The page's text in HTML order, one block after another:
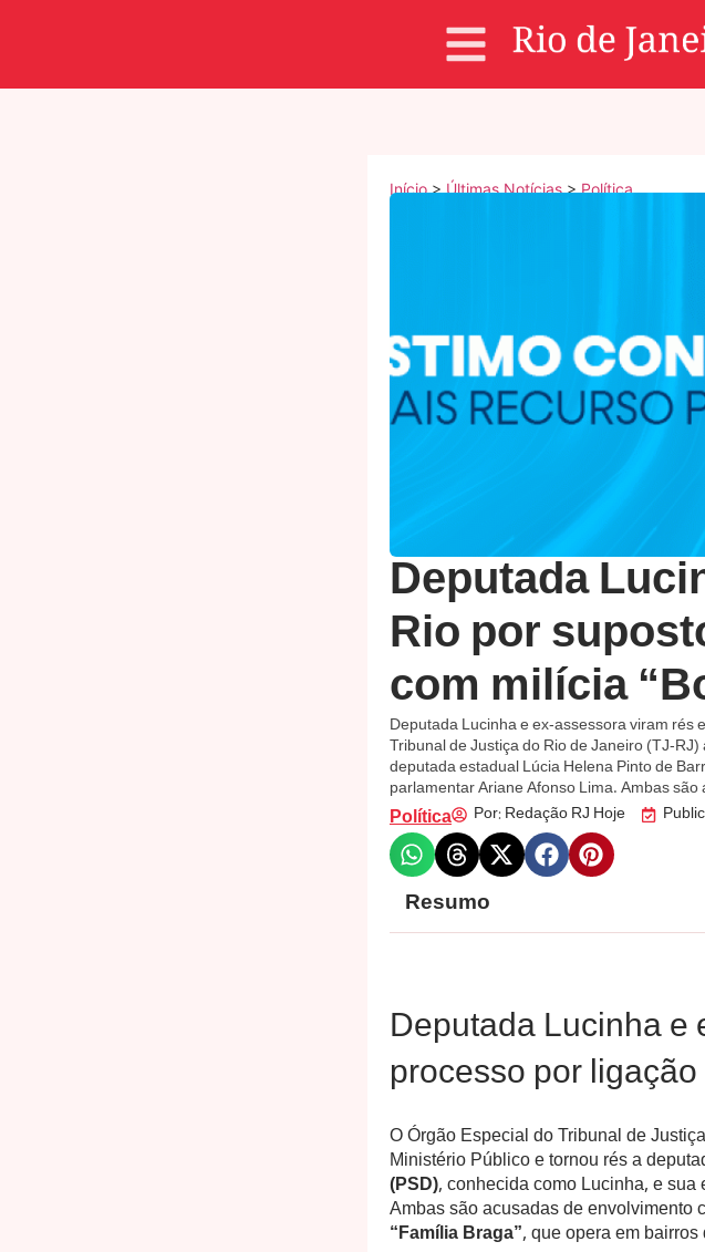
Início>Últimas Notícias>Política
Deputada
Rio por
com milícia
Deputada Lucinha e ex-assessora viram rés
Tribunal de Justiça do Rio de Janeiro (TJ-
deputada estadual Lúcia Helena Pinto de
parlamentar Ariane Afonso Lima. Ambas
Política Por: Redação RJ Hoje
Resumo
Deputada Lucinha e
processo por
O Órgão Especial do Tribunal de
Ministério Público e tornou rés a
(PSD), conhecida como Lucinha, e
Ambas são acusadas de envolvimento
“Família Braga”, que opera em